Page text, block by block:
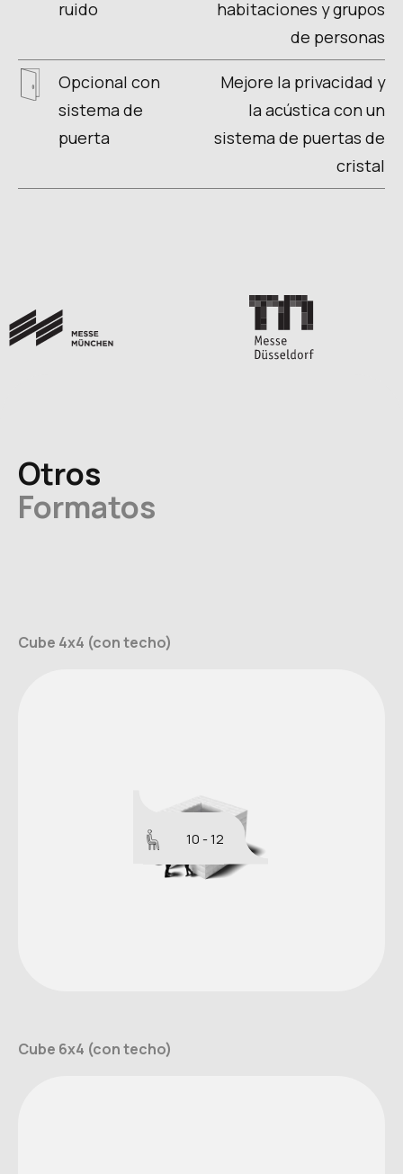
ruido
habitaciones y grupos
de personas
Opcional con
sistema de
puerta
Mejore la privacidad y
la acústica con un
sistema de puertas de
cristal
Otros
Formatos
Cube 4x4 (con techo)
10 - 12
Cube 6x4 (con techo)